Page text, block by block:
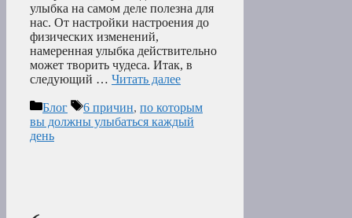
улыбка на самом деле полезна для
нас. От настройки настроения до
физических изменений,
намеренная улыбка действительно
может творить чудеса. Итак, в
следующий … Читать далее
Рубрики
Блог Метки
6 причин, по которым
вы должны улыбаться каждый
день